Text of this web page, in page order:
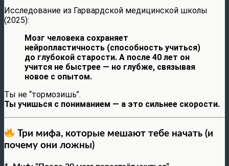
Исследование из Гарвардской медицинской школы
(2025):
Мозг человека сохраняет
нейропластичность (способность учиться)
до глубокой старости. А после 40 лет он
учится не быстрее — но глубже, связывая
новое с опытом.
Ты не “тормозишь”.
Ты учишься с пониманием — а это сильнее скорости.
Три мифа, которые мешают тебе начать (и
почему они ложны)